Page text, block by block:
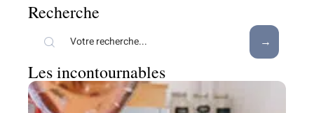
Recherche
Les incontournables